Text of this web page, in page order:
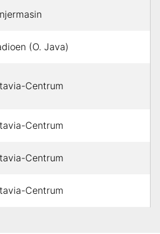
(O. Java)
Centrum
Centrum
Centrum
Centrum